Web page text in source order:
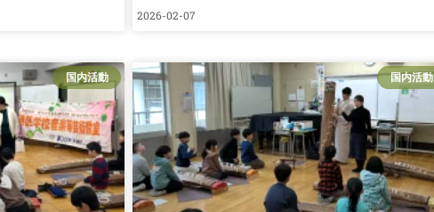
2026-02-07
国内活動 国内活動